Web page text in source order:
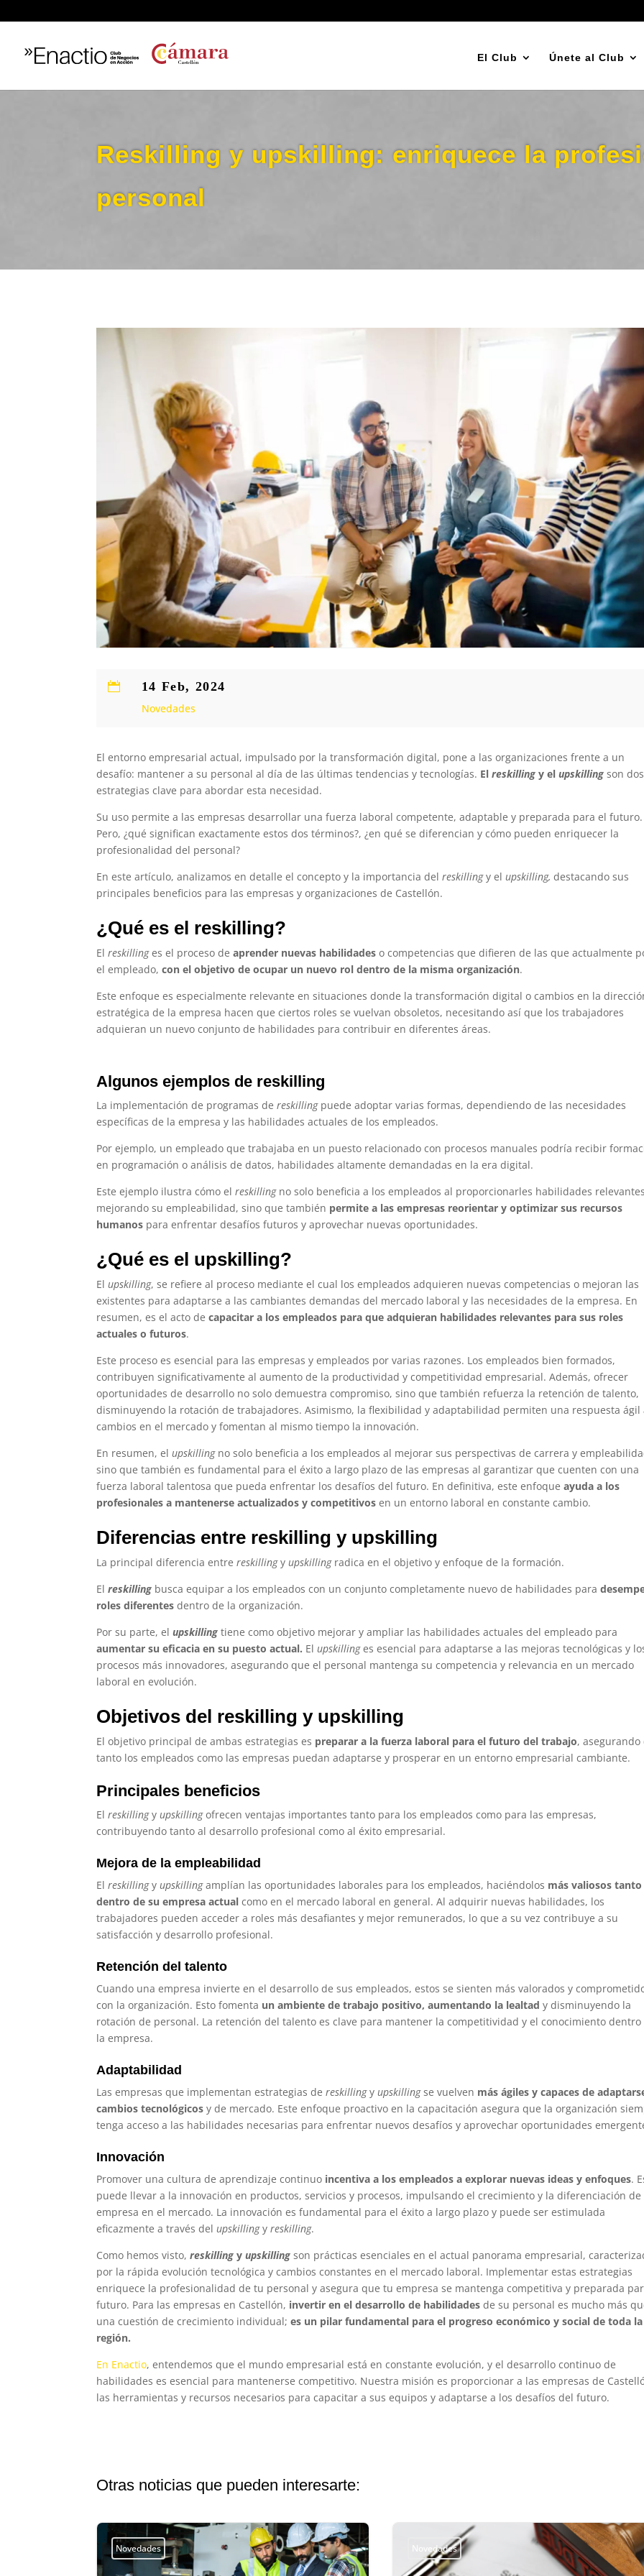
El Club Únete al Club
Reskilling y upskilling: enriquece la
personal
 14 Feb, 2024
Novedades
El entorno empresarial actual, impulsado por la transformación digital, pone a las organizaciones frente a un
desafío: mantener a su personal al día de las últimas tendencias y tecnologías. Elreskillingy elupskillingson dos
estrategias clave para abordar esta necesidad.
Su uso permite a las empresas desarrollar una fuerza laboral competente, adaptable y preparada para el futuro.
Pero, ¿qué significan exactamente estos dos términos?, ¿en qué se diferencian y cómo pueden enriquecer la
profesionalidad del personal?
En este artículo, analizamos en detalle el concepto y la importancia delreskillingy elupskilling,destacando sus
principales beneficios para las empresas y organizaciones de Castellón.
¿Qué es el reskilling?
Elreskillinges el proceso deaprender nuevas habilidades o competencias que difieren de las que actualmente
el empleado, con el objetivo de ocupar un nuevo rol dentro de la misma organización.
Este enfoque es especialmente relevante en situaciones donde la transformación digital o cambios en la
estratégica de la empresa hacen que ciertos roles se vuelvan obsoletos, necesitando así que los trabajadores
adquieran un nuevo conjunto de habilidades para contribuir en diferentes áreas.
Algunos ejemplos de reskilling
La implementación de programas dereskilling puede adoptar varias formas, dependiendo de las necesidades
específicas de la empresa y las habilidades actuales de los empleados.
Por ejemplo, un empleado que trabajaba en un puesto relacionado con procesos manuales podría recibir
en programación o análisis de datos, habilidades altamente demandadas en la era digital.
Este ejemplo ilustra cómo elreskilling no solo beneficia a los empleados al proporcionarles habilidades
mejorando su empleabilidad, sino que también permite a las empresas reorientar y optimizar sus recursos
humanos para enfrentar desafíos futuros y aprovechar nuevas oportunidades.
¿Qué es el upskilling?
Elupskilling, se refiere al proceso mediante el cual los empleados adquieren nuevas competencias o mejoran las
existentes para adaptarse a las cambiantes demandas del mercado laboral y las necesidades de la empresa. En
resumen, es el acto decapacitar a los empleados para que adquieran habilidades relevantes para sus roles
actuales o futuros.
Este proceso es esencial para las empresas y empleados por varias razones. Los empleados bien formados,
contribuyen significativamente al aumento de la productividad y competitividad empresarial. Además, ofrecer
oportunidades de desarrollo no solo demuestra compromiso, sino que también refuerza la retención de talento,
disminuyendo la rotación de trabajadores. Asimismo, la flexibilidad y adaptabilidad permiten una respuesta ágil
cambios en el mercado y fomentan al mismo tiempo la innovación.
En resumen, elupskillingno solo beneficia a los empleados al mejorar sus perspectivas de carrera y
sino que también es fundamental para el éxito a largo plazo de las empresas al garantizar que cuenten con una
fuerza laboral talentosa que pueda enfrentar los desafíos del futuro. En definitiva, este enfoqueayuda a los
profesionales a mantenerse actualizados y competitivos en un entorno laboral en constante cambio.
Diferencias entre reskilling y upskilling
La principal diferencia entrereskillingyupskilling radica en el objetivo y enfoque de la formación.
Elreskilling busca equipar a los empleados con un conjunto completamente nuevo de habilidades para
roles diferentes dentro de la organización.
Por su parte, elupskillingtiene como objetivo mejorar y ampliar las habilidades actuales del empleado para
aumentar su eficacia en su puesto actual. Elupskillinges esencial para adaptarse a las mejoras tecnológicas y
procesos más innovadores, asegurando que el personal mantenga su competencia y relevancia en un mercado
laboral en evolución.
Objetivos del reskilling y upskilling
El objetivo principal de ambas estrategias es preparar a la fuerza laboral para el futuro del trabajo, asegurando
tanto los empleados como las empresas puedan adaptarse y prosperar en un entorno empresarial cambiante.
Principales beneficios
Elreskillingyupskillingofrecen ventajas importantes tanto para los empleados como para las empresas,
contribuyendo tanto al desarrollo profesional como al éxito empresarial.
Mejora de la empleabilidad
Elreskillingyupskillingamplían las oportunidades laborales para los empleados, haciéndolos más valiosos tanto
dentro de su empresa actualcomo en el mercado laboral en general. Al adquirir nuevas habilidades, los
trabajadores pueden acceder a roles más desafiantes y mejor remunerados, lo que a su vez contribuye a su
satisfacción y desarrollo profesional.
Retención del talento
Cuando una empresa invierte en el desarrollo de sus empleados, estos se sienten más valorados y
con la organización. Esto fomenta un ambiente de trabajo positivo, aumentando la lealtad y disminuyendo la
rotación de personal. La retención del talento es clave para mantener la competitividad y el conocimiento dentro
la empresa.
Adaptabilidad
Las empresas que implementan estrategias dereskillingyupskillingse vuelven más ágiles y capaces de
cambios tecnológicos y de mercado. Este enfoque proactivo en la capacitación asegura que la organización
tenga acceso a las habilidades necesarias para enfrentar nuevos desafíos y aprovechar oportunidades
Innovación
Promover una cultura de aprendizaje continuo incentiva a los empleados a explorar nuevas ideas y enfoques.
puede llevar a la innovación en productos, servicios y procesos, impulsando el crecimiento y la diferenciación de
empresa en el mercado. La innovación es fundamental para el éxito a largo plazo y puede ser estimulada
eficazmente a través delupskillingyreskilling.
Como hemos visto,reskillingyupskilling son prácticas esenciales en el actual panorama empresarial,
por la rápida evolución tecnológica y cambios constantes en el mercado laboral. Implementar estas estrategias
enriquece la profesionalidad de tu personal y asegura que tu empresa se mantenga competitiva y preparada
futuro. Para las empresas en Castellón, invertir en el desarrollo de habilidades de su personal es mucho más
una cuestión de crecimiento individual;es un pilar fundamental para el progreso económico y social de toda la
región.
En Enactio, entendemos que el mundo empresarial está en constante evolución, y el desarrollo continuo de
habilidades es esencial para mantenerse competitivo. Nuestra misión es proporcionar a las empresas de
las herramientas y recursos necesarios para capacitar a sus equipos y adaptarse a los desafíos del futuro.
Otras noticias que pueden interesarte:
Novedades Novedades